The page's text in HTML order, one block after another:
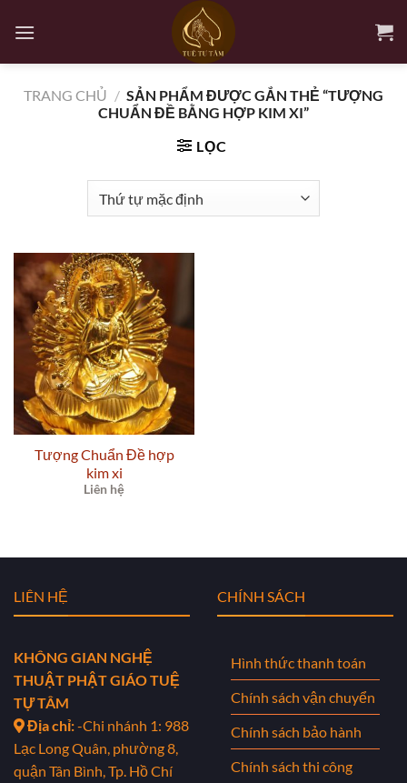
qua
TRANG CHỦ / SẢN PHẨM ĐƯỢC GẮN THẺ “TƯỢNG
CHUẨN ĐỀ BẰNG HỢP KIM XI”
LỌC
Tượng Chuẩn Đề hợp
kim xi
Liên hệ
LIÊN HỆ
KHÔNG GIAN NGHỆ
THUẬT PHẬT GIÁO TUỆ
TỰ TÂM
Địa chỉ:-Chi nhánh 1: 988
Lạc Long Quân, phường 8,
quận Tân Bình, Tp. Hồ Chí
CHÍNH SÁCH
Hình thức thanh toán
Chính sách vận chuyển
Chính sách bảo hành
Chính sách thi công